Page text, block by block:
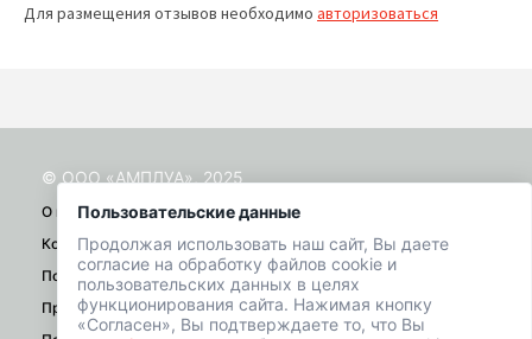
Для размещения отзывов необходимо авторизоваться
Пользовательские данные
Продолжая использовать наш сайт, Вы даете
согласие на обработку файлов cookie и
пользовательских данных в целях
функционирования сайта. Нажимая кнопку
«Согласен», Вы подтверждаете то, что Вы
© ООО «АМПЛУА», 2025
О проекте
Контакты
Помощь
Правила